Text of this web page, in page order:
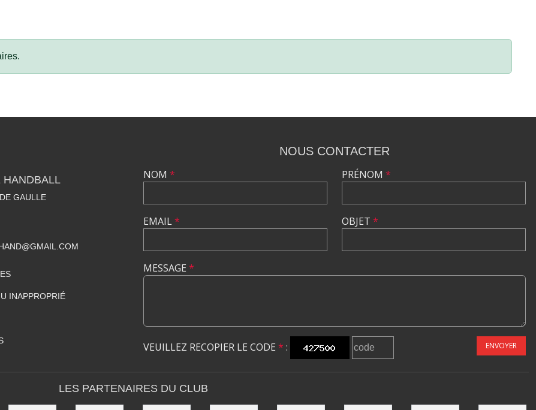
HANDBALL
GAULLE
INAPPROPRIÉ
NOUS CONTACTER
NOM *
EMAIL*
PRÉNOM *
OBJET *
MESSAGE *
VEUILLEZ RECOPIER LE CODE * : ENVOYER
LES PARTENAIRES DU CLUB